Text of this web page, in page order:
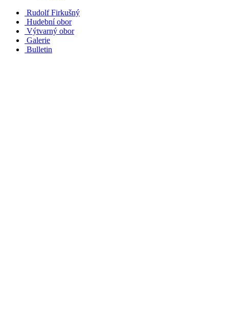
Rudolf Firkušný
Hudební obor
Výtvarný obor
Galerie
Bulletin